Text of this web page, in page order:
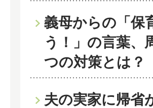
義母からの「保
う！」の言葉、
つの対策とは？
夫の実家に帰省